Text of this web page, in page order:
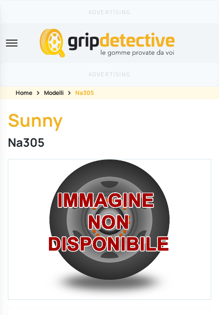
GripDetective
Home Modelli Na305
Sunny
Na305